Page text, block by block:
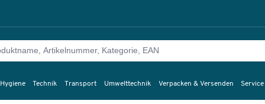
Technik Transport Umwelttechnik Verpacken & Versenden